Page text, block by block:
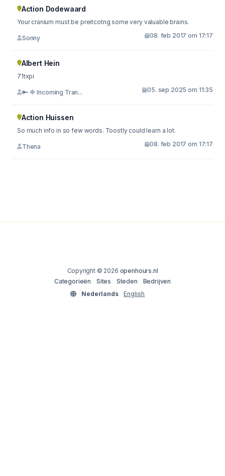
Action Dodewaard
Your cranium must be preitcotng some very valuable brains.
Sonny 08. feb 2017 om 17:17
Albert Hein
71txpi
🔑 🔷 Incoming Tran... 05. sep 2025 om 11:35
Action Huissen
So much info in so few words. Toostly could learn a lot.
Thena 08. feb 2017 om 17:17
Copyright © 2026 openhours.nl
Categorieën
Sites Steden
Bedrijven
Nederlands
English